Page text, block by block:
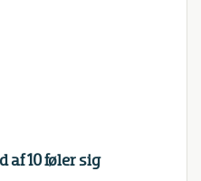
af 10 føler sig